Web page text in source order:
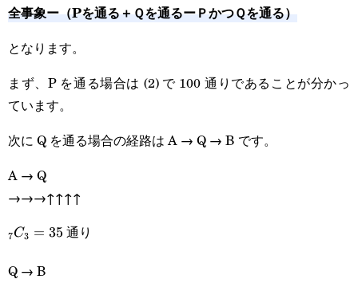
全事象ー（Pを通る＋Ｑを通るーＰかつＱを通る）
となります。
まず、P を通る場合は (2) で 100 通りであることが分かっ
ています。
次に Q を通る場合の経路は A → Q → B です。
A → Q
→→→↑↑↑↑
_7C_3=35
7C3 = 35 通り
Q → B